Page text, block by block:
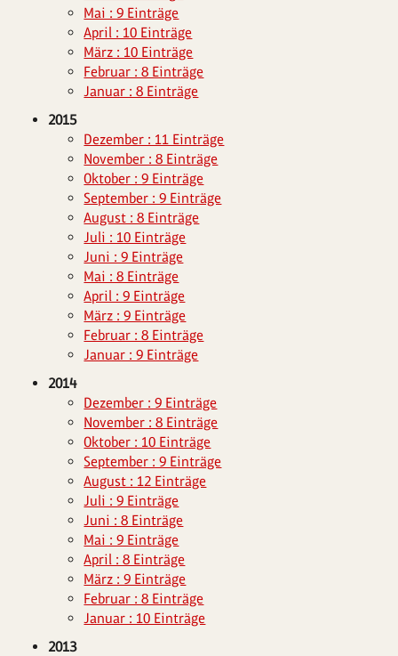
Mai : 9 Einträge
April : 10 Einträge
März : 10 Einträge
Februar : 8 Einträge
Januar : 8 Einträge
2015
Dezember : 11 Einträge
November : 8 Einträge
Oktober : 9 Einträge
September : 9 Einträge
August : 8 Einträge
Juli : 10 Einträge
Juni : 9 Einträge
Mai : 8 Einträge
April : 9 Einträge
März : 9 Einträge
Februar : 8 Einträge
Januar : 9 Einträge
2014
Dezember : 9 Einträge
November : 8 Einträge
Oktober : 10 Einträge
September : 9 Einträge
August : 12 Einträge
Juli : 9 Einträge
Juni : 8 Einträge
Mai : 9 Einträge
April : 8 Einträge
März : 9 Einträge
Februar : 8 Einträge
Januar : 10 Einträge
2013